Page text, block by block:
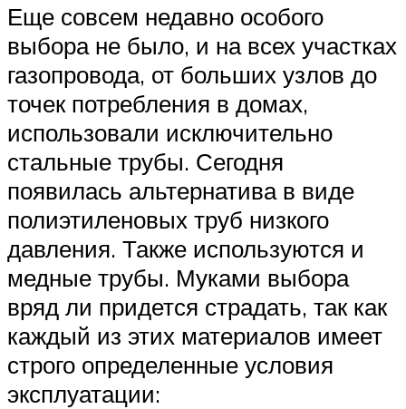
Еще совсем недавно особого
выбора не было, и на всех участках
газопровода, от больших узлов до
точек потребления в домах,
использовали исключительно
стальные трубы. Сегодня
появилась альтернатива в виде
полиэтиленовых труб низкого
давления. Также используются и
медные трубы. Муками выбора
вряд ли придется страдать, так как
каждый из этих материалов имеет
строго определенные условия
эксплуатации: